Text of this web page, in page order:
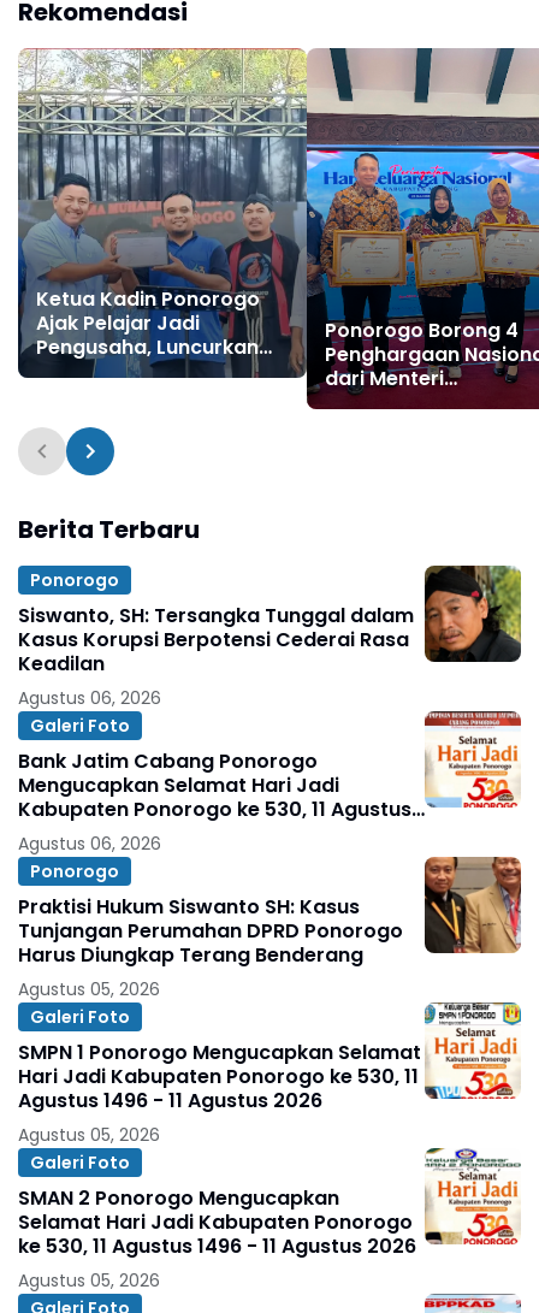
Rekomendasi
Ketua Kadin Ponorogo
Ajak Pelajar Jadi
Pengusaha, Luncurkan
"Kelas Boss" Bersama
Ponorogo Borong 4
Penghargaan
dari Menteri
Kependudukan, Bukti
Berita Terbaru
Ponorogo
Siswanto, SH: Tersangka Tunggal dalam
Kasus Korupsi Berpotensi Cederai Rasa
Keadilan
Agustus 06, 2026
Galeri Foto
Bank Jatim Cabang Ponorogo
Mengucapkan Selamat Hari Jadi
Kabupaten Ponorogo ke 530, 11 Agustus
1496 - 11 Agustus 2026
Agustus 06, 2026
Ponorogo
Praktisi Hukum Siswanto SH: Kasus
Tunjangan Perumahan DPRD Ponorogo
Harus Diungkap Terang Benderang
Agustus 05, 2026
Galeri Foto
SMPN 1 Ponorogo Mengucapkan Selamat
Hari Jadi Kabupaten Ponorogo ke 530, 11
Agustus 1496 - 11 Agustus 2026
Agustus 05, 2026
Galeri Foto
SMAN 2 Ponorogo Mengucapkan
Selamat Hari Jadi Kabupaten Ponorogo
ke 530, 11 Agustus 1496 - 11 Agustus 2026
Agustus 05, 2026
Galeri Foto